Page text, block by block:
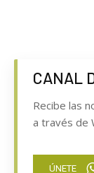
CANAL
Recibe las
a través de
ÚNETE